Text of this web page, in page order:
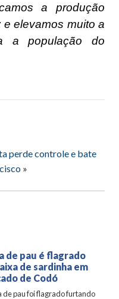
a produção
elevamos muito a
a população do
perde controle e bate
»
de pau é flagrado
de sardinha em
de Codó
de pau foi flagrado furtando